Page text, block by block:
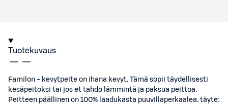
Tuotekuvaus
Familon - kevytpeite on ihana kevyt. Tämä sopii täydellisesti
kesäpeitoksi tai jos et tahdo lämmintä ja paksua peittoa.
Peitteen päällinen on 100% laadukasta puuvillaperkaalea. täyte: